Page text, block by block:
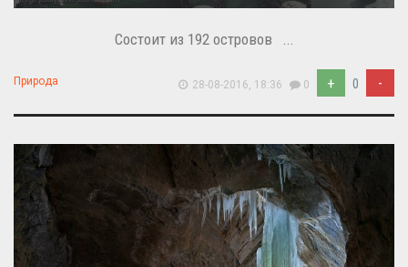
Состоит из 192 островов ...
Природа 28-08-2016, 18:36 0 + 0 -